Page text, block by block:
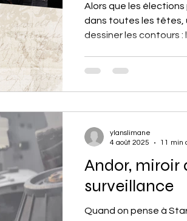
Alors que les
dans toutes les têtes,
dessiner les contours :
Andor, miroir
surveillance
Quand on pense à
ylanslimane
4 août 2025
11 min